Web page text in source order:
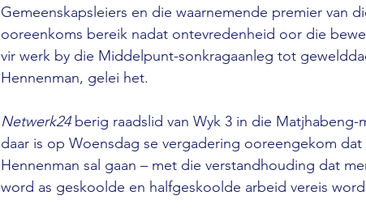
Gemeenskapsleiers en die waarnemende premier van
ooreenkoms bereik nadat ontevredenheid oor die
vir werk by die Middelpunt-sonkragaanleg tot
Hennenman, gelei het.
Netwerk24 berig raadslid van Wyk 3 in die
daar is op Woensdag se vergadering ooreengekom dat
Hennenman sal gaan – met die verstandhouding dat
word as geskoolde en halfgeskoolde arbeid vereis